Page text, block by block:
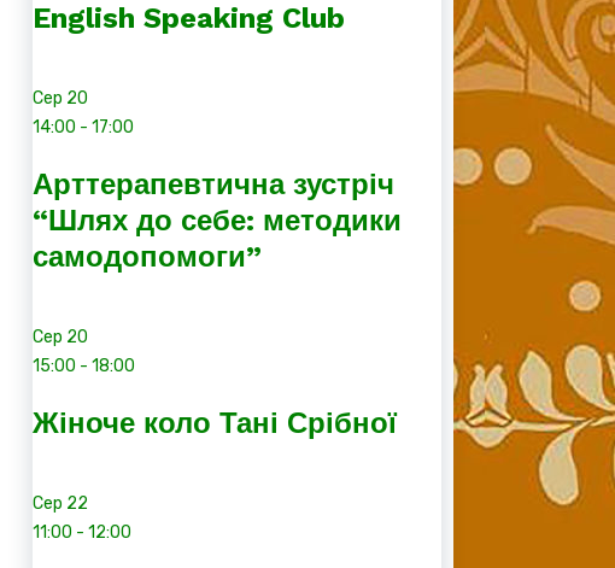
English Speaking Club
Сер 20
14:00 -17:00
Арттерапевтична зустріч
“Шлях до себе: методики
самодопомоги”
Сер 20
15:00 -18:00
Жіноче коло Тані Срібної
Сер 22
11:00 -12:00